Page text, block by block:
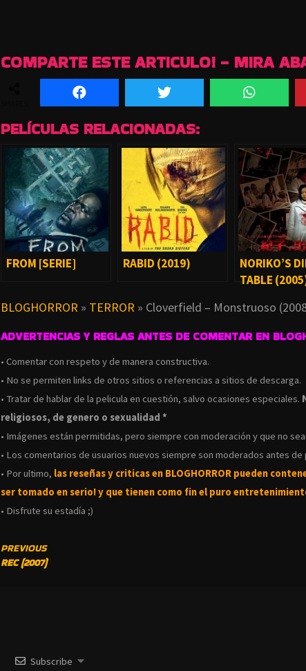
COMPARTE ESTE ARTICULO! - MIRA
PELÍCULAS RELACIONADAS:
FROM [SERIE] RABID (2019)
NORIKO’S
TABLE
BLOGHORROR » TERROR » Cloverfield – Monstruoso
ADVERTENCIAS Y REGLAS ANTES DE COMENTAR EN
• Comentar con respeto y de manera constructiva.
• No se permiten links de otros sitios o referencias a sitios de descarga.
• Tratar de hablar de la pelicula en cuestión, salvo ocasiones especiales.
religiosos, de genero o sexualidad *
• Imágenes están permitidas, pero siempre con moderación y que no
• Los comentarios de usuarios nuevos siempre son moderados antes de
• Por ultimo, las reseñas y criticas en BLOGHORROR pueden
ser tomado en serio! y que tienen como fin el puro
• Disfrute su estadía ;)
CONTINUE
READING
PREVIOUS
REC (2007)
Subscribe